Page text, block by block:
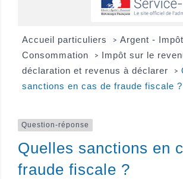
Accueil particuliers > Argent -
Consommation
> Impôt sur le
déclaration et revenus à déclarer
>
sanctions en cas de fraude fiscale ?
Question-réponse
Quelles sanctions en
fraude fiscale ?